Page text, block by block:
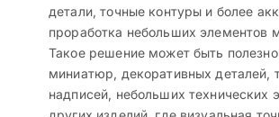
детали, точные контуры и более
проработка небольших элементов
Такое решение может быть
миниатюр, декоративных деталей,
надписей, небольших технических